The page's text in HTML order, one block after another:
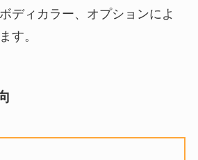
ディカラー、オプションによ
す。